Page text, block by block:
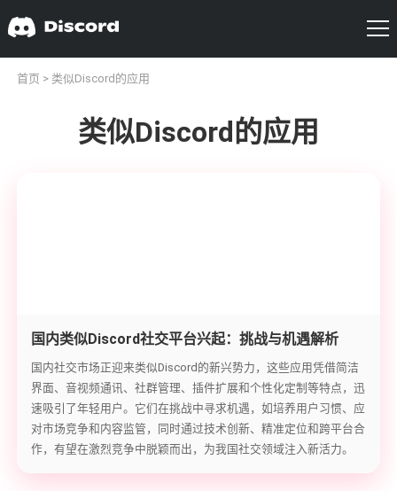
首页 > 类似Discord的应用
类似Discord的应用
国内类似Discord社交平台兴起：挑战与机遇解析
国内社交市场正迎来类似Discord的新兴势力，这些应用凭借简洁
界面、音视频通讯、社群管理、插件扩展和个性化定制等特点，迅
速吸引了年轻用户。它们在挑战中寻求机遇，如培养用户习惯、应
对市场竞争和内容监管，同时通过技术创新、精准定位和跨平台合
作，有望在激烈竞争中脱颖而出，为我国社交领域注入新活力。